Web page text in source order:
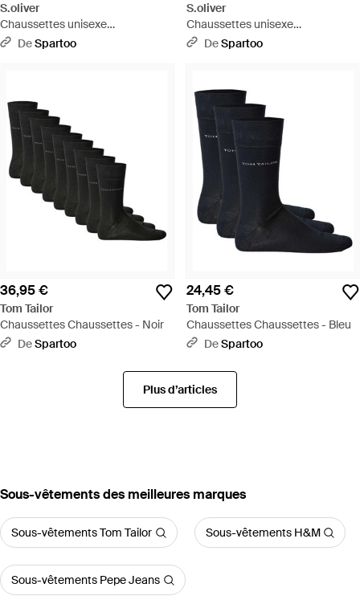
S.oliver
Chaussettes unisexe
Chaussettes Paquet de 16 - Bleu
DeSpartoo
S.oliver
Chaussettes unisexe
Chaussettes Paquet de 16 - Bleu
DeSpartoo
36,95 €
Tom Tailor
Chaussettes Chaussettes - Noir
DeSpartoo
24,45 €
Tom Tailor
Chaussettes Chaussettes - Bleu
DeSpartoo
Plus d’articles
‪Sous-vêtements‬ des meilleures marques
Sous-vêtements Tom Tailor Sous-vêtements H&M
Sous-vêtements Pepe Jeans